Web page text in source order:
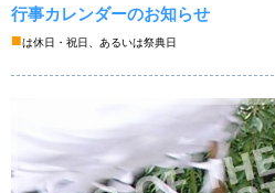
行事カレンダーのお知らせ
■は休日・祝日、あるいは祭典日